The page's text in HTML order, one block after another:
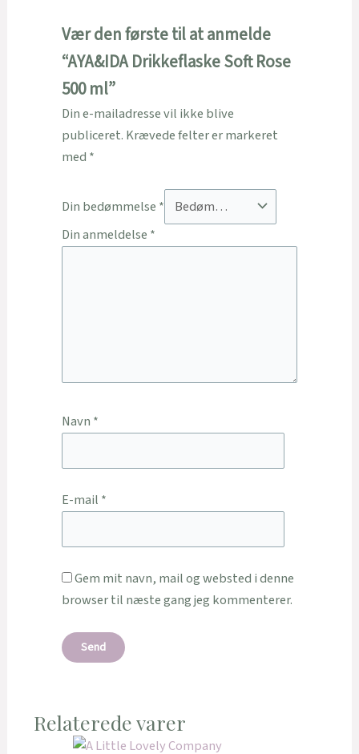
Vær den første til at anmelde
“AYA&IDA Drikkeflaske Soft Rose
500 ml”
Din e-mailadresse vil ikke blive
publiceret. Krævede felter er markeret
med *
Din bedømmelse *
Din anmeldelse *
Navn *
E-mail *
Gem mit navn, mail og websted i denne
browser til næste gang jeg kommenterer.
Relaterede varer